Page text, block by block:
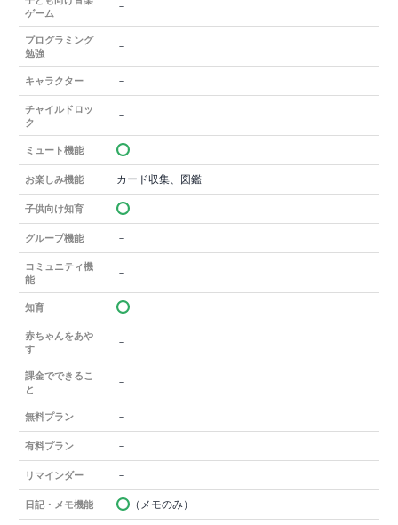
ゲーム
－
プログラミング
勉強
－
キャラクター －
チャイルドロッ
ク
－
ミュート機能
お楽しみ機能 カード収集、図鑑
子供向け知育
グループ機能 －
コミュニティ機
能
－
知育
赤ちゃんをあや
す
－
課金でできるこ
と
－
無料プラン －
有料プラン －
リマインダー －
日記・メモ機能 （メモのみ）